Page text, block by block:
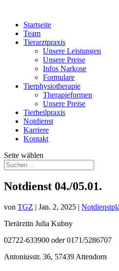
Startseite
Team
Tierarztpraxis
Unsere Leistungen
Unsere Preise
Infos Narkose
Formulare
Tierphysiotherapie
Therapieformen
Unsere Preise
Tierheilpraxis
Notdienst
Karriere
Kontakt
Seite wählen
Notdienst 04./05.01.
von TGZ | Jan. 2, 2025 |
Tierärztin Julia Kubny
02722-633900 oder 0171/5286707
Antoniusstr. 36, 57439 Attendorn